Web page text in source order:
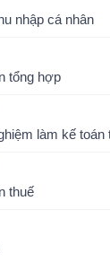
nhập cá nhân
tổng hợp
làm kế toán
thuế